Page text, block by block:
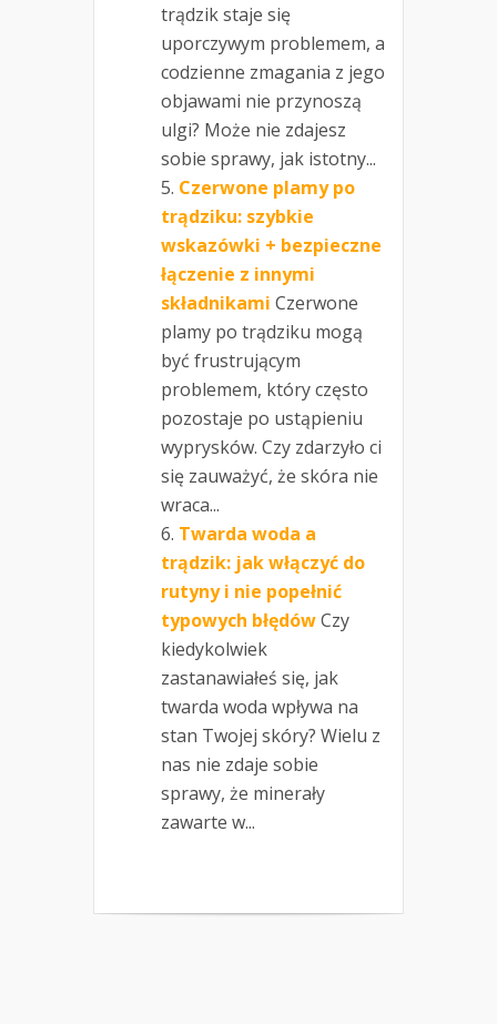
trądzik staje się
uporczywym problemem, a
codzienne zmagania z jego
objawami nie przynoszą
ulgi? Może nie zdajesz
sobie sprawy, jak istotny...
Czerwone plamy po
trądziku: szybkie
wskazówki + bezpieczne
łączenie z innymi
składnikami Czerwone
plamy po trądziku mogą
być frustrującym
problemem, który często
pozostaje po ustąpieniu
wyprysków. Czy zdarzyło ci
się zauważyć, że skóra nie
wraca...
Twarda woda a
trądzik: jak włączyć do
rutyny i nie popełnić
typowych błędówCzy
kiedykolwiek
zastanawiałeś się, jak
twarda woda wpływa na
stan Twojej skóry? Wielu z
nas nie zdaje sobie
sprawy, że minerały
zawarte w...